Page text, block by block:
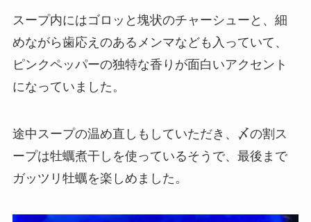
スープ内にはゴロッと塊状のチャーシューと、細
めながら歯応えのあるメンマなども入っていて、
ピンクペッパーの独特な香りが面白いアクセント
になっていました。
途中スープの温め直しもしていただき、〆の割ス
ープは牡蠣煮干しを使っているそうで、最後まで
ガッツリ牡蠣を楽しめました。